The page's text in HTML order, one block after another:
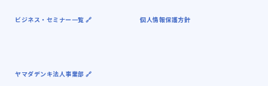
ビジネス・セミナー一覧 🔗 個人情報保護方針
ヤマダデンキ法人事業部 🔗